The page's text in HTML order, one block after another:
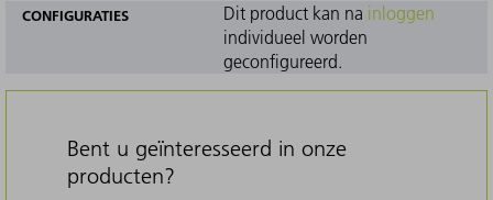
CONFIGURATIES Dit product kan na inloggen
individueel worden
geconfigureerd.
Bent u geïnteresseerd in onze
producten?